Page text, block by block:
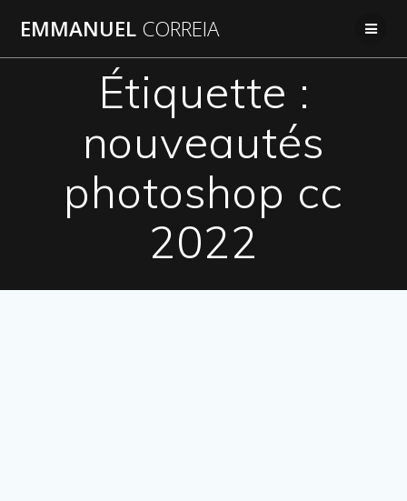
au
EMMANUEL CORREIA
Étiquette :
nouveautés
photoshop cc
2022